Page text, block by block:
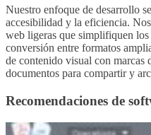
Nuestro enfoque de desarrollo
accesibilidad y la eficiencia.
web ligeras que simplifiquen
conversión entre formatos
de contenido visual con marcas
documentos para compartir y
Recomendaciones de